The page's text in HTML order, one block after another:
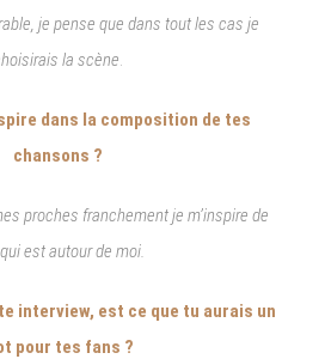
je pense que dans tout les cas je
la scène.
dans la composition de tes
chansons ?
proches franchement je m’inspire de
est autour de moi.
interview, est ce que tu aurais un
pour tes fans ?